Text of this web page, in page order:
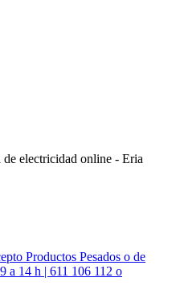
electricidad online - Eria
Productos Pesados o de
14 h | 611 106 112 o